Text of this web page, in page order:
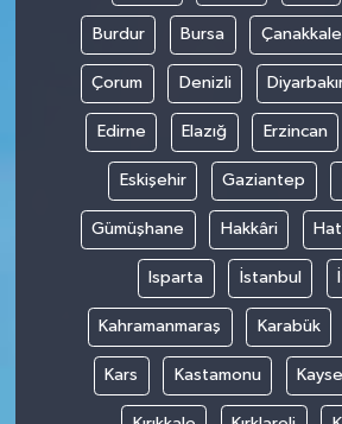
Burdur Bursa Çanakkale
Çorum Denizli
Edirne Elazığ Erzincan
Eskişehir Gaziantep
Gümüşhane Hakkâri
Isparta İstanbul
Kahramanmaraş Karabük
Kars Kastamonu